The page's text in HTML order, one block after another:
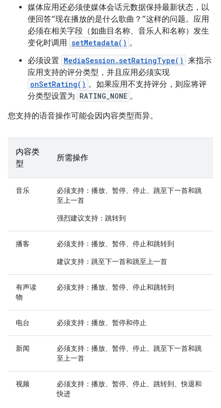
媒体应用还必须使媒体会话元数据保持最新状态，以
便回答“现在播放的是什么歌曲？”这样的问题。应用
必须在相关字段（如曲目名称、音乐人和名称）发生
变化时调用 setMetadata() 。
必须设置 MediaSession.setRatingType() 来指示
应用支持的评分类型，并且应用必须实现
onSetRating() 。如果应用不支持评分，则应将评
分类型设置为 RATING_NONE 。
您支持的语音操作可能会因内容类型而异。
内容类
型
所需操作
音乐 必须支持 ：播放、暂停、停止、跳至下一首和跳
至上一首
强烈建议支持 ：跳转到
播客 必须支持 ：播放、暂停、停止和跳转到
建议支持 ：跳至下一首和跳至上一首
有声读
物
必须支持 ：播放、暂停、停止和跳转到
电台 必须支持 ：播放、暂停和停止
新闻 必须支持 ：播放、暂停、停止、跳至下一首和跳
至上一首
视频 必须支持 ：播放、暂停、停止、跳转到、快退和
快进